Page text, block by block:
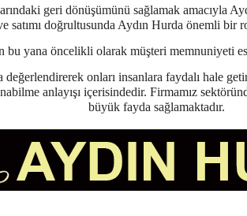
geri dönüşümünü sağlamak amacıyla
satımı doğrultusunda Aydın Hurda önemli bir
bu yana öncelikli olarak müşteri memnuniyeti
onları insanlara faydalı hale
anlayışı içerisindedir. Firmamız
büyük fayda sağlamaktadır.